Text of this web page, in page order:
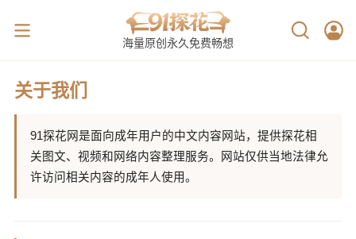
海量原创永久免费畅想
关于我们
91探花网是面向成年用户的中文内容网站，提供探花相
关图文、视频和网络内容整理服务。网站仅供当地法律允
许访问相关内容的成年人使用。